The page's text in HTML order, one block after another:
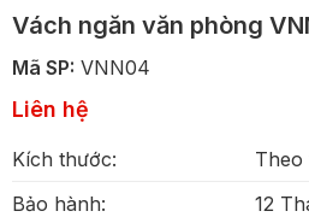
Vách ngăn văn phòng
Mã SP: VNN04
Liên hệ
Kích thước:
Theo
Bảo hành:
12